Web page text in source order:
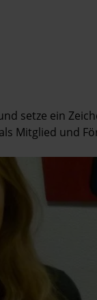
setze ein
Mitglied und